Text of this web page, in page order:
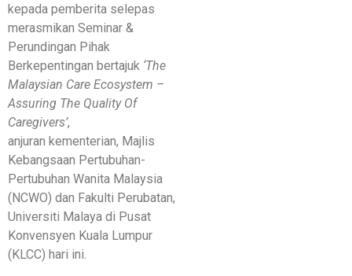
kepada pemberita selepas
merasmikan Seminar &
Perundingan Pihak
Berkepentingan bertajuk ‘The
Malaysian Care Ecosystem –
Assuring The Quality Of
Caregivers’,
anjuran kementerian, Majlis
Kebangsaan Pertubuhan-
Pertubuhan Wanita Malaysia
(NCWO) dan Fakulti Perubatan,
Universiti Malaya di Pusat
Konvensyen Kuala Lumpur
(KLCC) hari ini.